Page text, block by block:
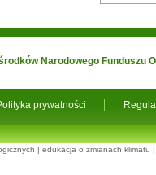
prywatności
Narodowego Funduszu
| edukacja o zmianach klimatu |